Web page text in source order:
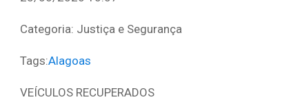
Categoria: Justiça e Segurança
Tags:Alagoas
VEÍCULOS RECUPERADOS